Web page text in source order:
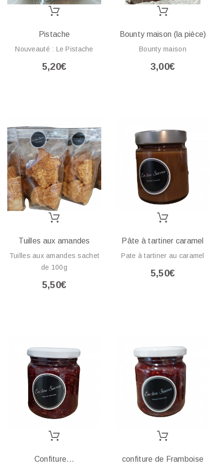
Pistache
Nouveauté : Le Pistache
5,20€
Bounty maison (la pièce)
Bounty maison
3,00€
Tuilles aux amandes
Tuilles aux amandes sachet
de 100g
5,50€
Pâte à tartiner caramel
Pate à tartiner au caramel
5,50€
Confiture... confiture de Framboise